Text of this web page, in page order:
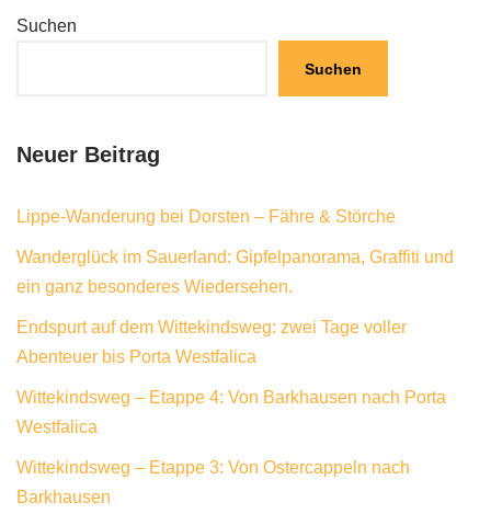
Suchen
Suchen
Neuer Beitrag
Lippe-Wanderung bei Dorsten – Fähre & Störche
Wanderglück im Sauerland: Gipfelpanorama, Graffiti und
ein ganz besonderes Wiedersehen.
Endspurt auf dem Wittekindsweg: zwei Tage voller
Abenteuer bis Porta Westfalica
Wittekindsweg – Etappe 4: Von Barkhausen nach Porta
Westfalica
Wittekindsweg – Etappe 3: Von Ostercappeln nach
Barkhausen